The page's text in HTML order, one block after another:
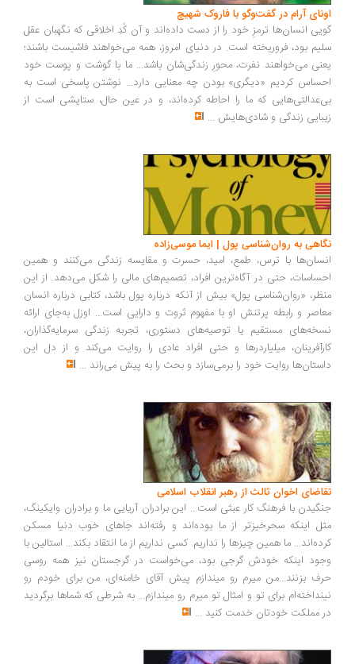
آرام در گفت‌وگو با فاروک شهیچ‭
انسان‌ها ترمزِ خود را از دست داده‌اند و آن کُدِ اخلاقی که نگهبان عقل
بود، فروریخته است. در دنیای امروز، همه می‌خواهند فاشیست باشند؛
می‌خواهند نفرت، محورِ زندگی‌شان باشد... ما با گوشت و پوست خود
کردیم «دیگری» بودن چه معنایی دارد... نوشتن پاسخی است به
که ما را احاطه کرده‌اند، و در عین حال، ستایشی است از
زندگی و شادی‌هایش...
به روان‌شناسی پول | ایما موسی‌زاده
با ترس، طمع، امید، حسرت و مقایسه زندگی می‌کنند و همین
حتی در آگاه‌ترین افراد، تصمیم‌های مالی را شکل می‌دهد. از این
«روان‌شناسی پول» بیش از آنکه درباره پول باشد، کتابی درباره انسان
و رابطه پرتنش او با مفهوم ثروت و دارایی است... اوزل به‌جای ارائه
مستقیم یا توصیه‌های دستوری، تجربه زندگی سرمایه‌گذاران،
میلیاردرها و حتی افراد عادی را روایت می‌کند و از دل این
روایت خود را برمی‌سازد و بحث را به پیش می‌راند ...
اخوان ثالث از رهبر انقلاب اسلامی
با فرهنگ کار عبثی است... این برادران آریایی ما و برادران وایکینگ،
اینکه سحرخیزتر از ما بوده‌اند و رفته‌اند جاهای خوب دنیا مسکن
ما همین چیزها را نداریم. کسی نداریم از ما انتقاد بکند... استالین با
اینکه خودش گرجی بود، می‌خواست در گرجستان نیز همه روسی
بزنند...من میرم رو میندازم پیش آقای خامنه‌ای، من برای خودم رو
برای تو و امثال تو میرم رو میندازم... به شرطی که شماها برگردید
مملکت خودتان خدمت کنید...